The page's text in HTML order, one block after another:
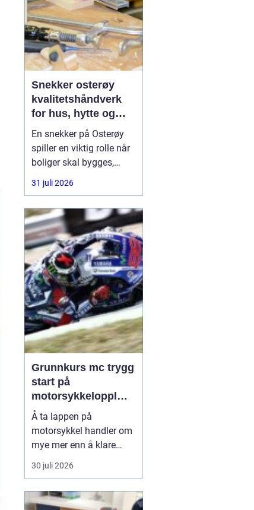
installasjoner, ...
Snekker osterøy
kvalitetshåndverk
for hus, hytte og
rehabilitering
En snekker på Osterøy
spiller en viktig rolle når
boliger skal bygges,
oppgraderes eller reddes
fra forfall. Mange hus på
røft klima, og feil
bygging kan føre til
fuktskader, trekk og
unødvendig slitasje.
Derfor ser flere
31 juli 2026
Grunnkurs mc trygg
start på
motorsykkelopplæri
ngen
Å ta lappen på
motorsykkel handler om
mye mer enn å klare
førerprøven. Mange
ønsker frihetsfølelsen og
hjul, men får samtidig
30 juli 2026